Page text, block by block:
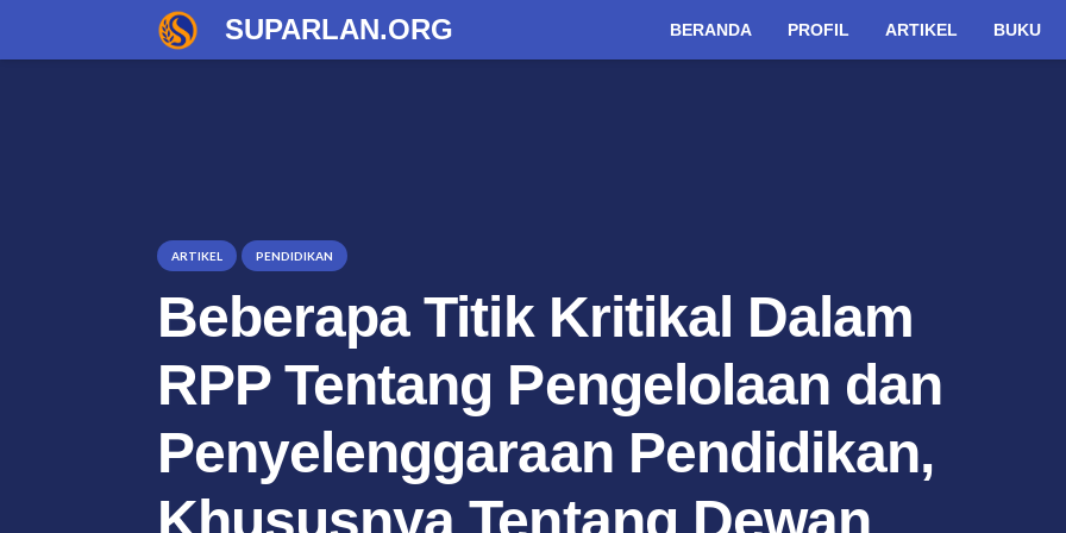
SUPARLAN.ORG BERANDA PROFIL ARTIKEL BUKU
ARTIKEL PENDIDIKAN
Beberapa Titik Kritikal Dalam
RPP Tentang Pengelolaan dan
Penyelenggaraan Pendidikan,
Khususnya Tentang Dewan